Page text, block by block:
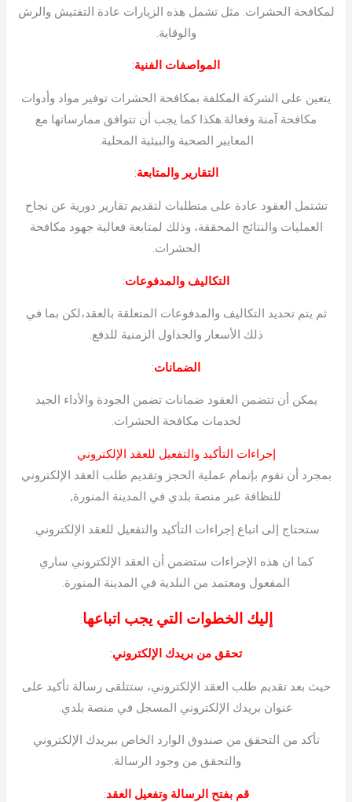
لمكافحة الحشرات. مثل تشمل هذه الزيارات عادة التفتيش والرش
والوقاية.
المواصفات الفنية:
يتعين على الشركة المكلفة بمكافحة الحشرات توفير مواد وأدوات
مكافحة آمنة وفعالة.هكذا كما يجب أن تتوافق ممارساتها مع
المعايير الصحية والبيئية المحلية.
التقارير والمتابعة:
تشتمل العقود عادة على متطلبات لتقديم تقارير دورية عن نجاح
العمليات والنتائج المحققة، وذلك لمتابعة فعالية جهود مكافحة
الحشرات.
التكاليف والمدفوعات:
ثم يتم تحديد التكاليف والمدفوعات المتعلقة بالعقد،لكن بما في
ذلك الأسعار والجداول الزمنية للدفع.
الضمانات:
يمكن أن تتضمن العقود ضمانات تضمن الجودة والأداء الجيد
لخدمات مكافحة الحشرات.
إجراءات التأكيد والتفعيل للعقد الإلكتروني
بمجرد أن تقوم بإتمام عملية الحجز وتقديم طلب العقد الإلكتروني
للنظافة عبر منصة بلدي في المدينة المنورة,
ستحتاج إلى اتباع إجراءات التأكيد والتفعيل للعقد الإلكتروني.
كما ان هذه الإجراءات ستضمن أن العقد الإلكتروني ساري
المفعول ومعتمد من البلدية في المدينة المنورة.
إليك الخطوات التي يجب اتباعها:
تحقق من بريدك الإلكتروني:
حيث بعد تقديم طلب العقد الإلكتروني، ستتلقى رسالة تأكيد على
عنوان بريدك الإلكتروني المسجل في منصة بلدي.
تأكد من التحقق من صندوق الوارد الخاص ببريدك الإلكتروني
والتحقق من وجود الرسالة.
قم بفتح الرسالة وتفعيل العقد: